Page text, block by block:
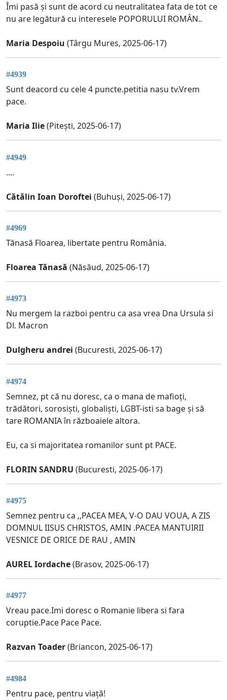
Îmi pasă și sunt de acord cu neutralitatea fata de tot ce
nu are legătură cu interesele POPORULUI ROMÂN..
Maria Despoiu (Târgu Mures, 2025-06-17)
#4939
Sunt deacord cu cele 4 puncte.petitia nasu tv.Vrem
pace.
Maria Ilie(Pitești, 2025-06-17)
#4949
....
Cătălin Ioan Doroftei (Buhuși, 2025-06-17)
#4969
Tănasă Floarea, libertate pentru România.
Floarea Tănasă (Năsăud, 2025-06-17)
#4973
Nu mergem la razboi pentru ca asa vrea Dna Ursula si
Dl. Macron
Dulgheru andrei (Bucuresti, 2025-06-17)
#4974
Semnez, pt că nu doresc, ca o mana de mafioți,
trădători, sorosiști, globaliști, LGBT-isti sa bage și să
tare ROMANIA în războaiele altora.
Eu, ca si majoritatea romanilor sunt pt PACE.
FLORIN SANDRU (Bucuresti, 2025-06-17)
#4975
Semnez pentru ca ,,PACEA MEA, V-O DAU VOUA, A ZIS
DOMNUL IISUS CHRISTOS, AMIN .PACEA MANTUIRII
VESNICE DE ORICE DE RAU , AMIN
AUREL Iordache(Brasov, 2025-06-17)
#4977
Vreau pace.Imi doresc o Romanie libera si fara
coruptie.Pace Pace Pace.
Razvan Toader(Briancon, 2025-06-17)
#4984
Pentru pace, pentru viață!